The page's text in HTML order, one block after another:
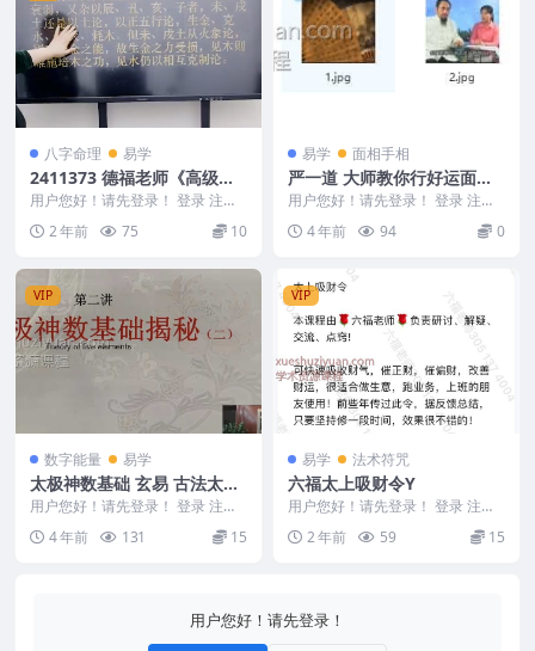
八字命理 易学
2411373 德福老师《高级四
墓库应用点窍 》
用户您好！请先登录！ 登录 注册
德福老师《高级四墓库应用点窍
》 241137...
2 年前 75 10
易学 面相手相
严一道 大师教你行好运面相
篇免费下载
用户您好！请先登录！ 登录 注册
严一道-大师教你行好运面相篇 编
号：v0002...
4 年前 94 0
VIP
数字能量 易学
太极神数基础 玄易 古法太极
神数预测术秘修视频12集
用户您好！请先登录！ 登录 注册
太极神数基础 太极神数基础 玄易
古法太极神数...
4 年前 131 15
VIP
易学 法术符咒
六福太上吸财令Y
用户您好！请先登录！ 登录 注册
六福太上吸财令Y 录音+文档 2501
0712 年前 59 15
用户您好！请先登录！